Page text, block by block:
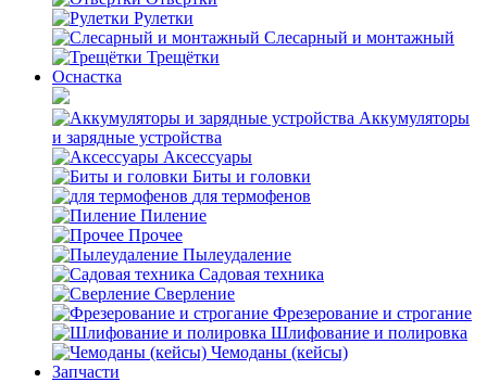
Рулетки
Слесарный и монтажный
Трещётки
Оснастка
Аккумуляторы
и зарядные устройства
Аксессуары
Биты и головки
для термофенов
Пиление
Прочее
Пылеудаление
Садовая техника
Сверление
Фрезерование и строгание
Шлифование и полировка
Чемоданы (кейсы)
Запчасти